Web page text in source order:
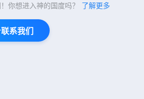
该明白的道理，比如人该走怎样
着、该怎样活着有意义，总得探
吧，这一生不能白活，白来人世
你有生之年中你得完成你的使
。咱就不说完成一项大的使命、
做成一样事。
你想进入神的国度吗？ 了解更多
系我们